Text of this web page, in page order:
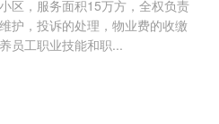
区，服务面积15万方，全权负责
护，投诉的处理，物业费的收缴
员工职业技能和职...